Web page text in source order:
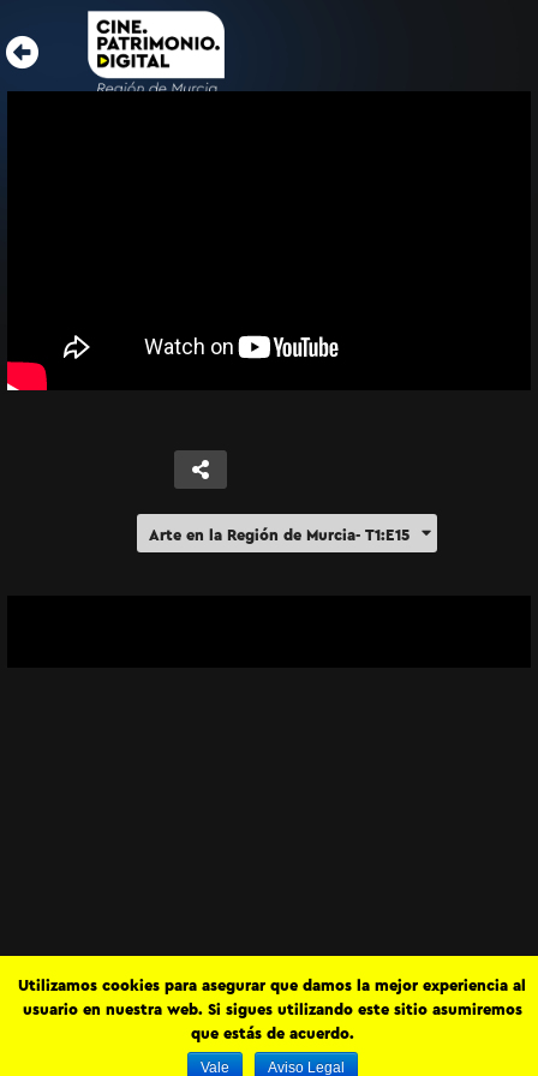
Arte en la Región de Murcia- T1:E15
Utilizamos cookies para asegurar que damos la mejor experiencia al
usuario en nuestra web. Si sigues utilizando este sitio asumiremos
que estás de acuerdo.
Vale Aviso Legal